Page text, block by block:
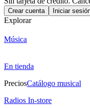
Crear cuenta Iniciar
Explorar
Música
En tienda
PreciosCatálogo musical
Radios In-store